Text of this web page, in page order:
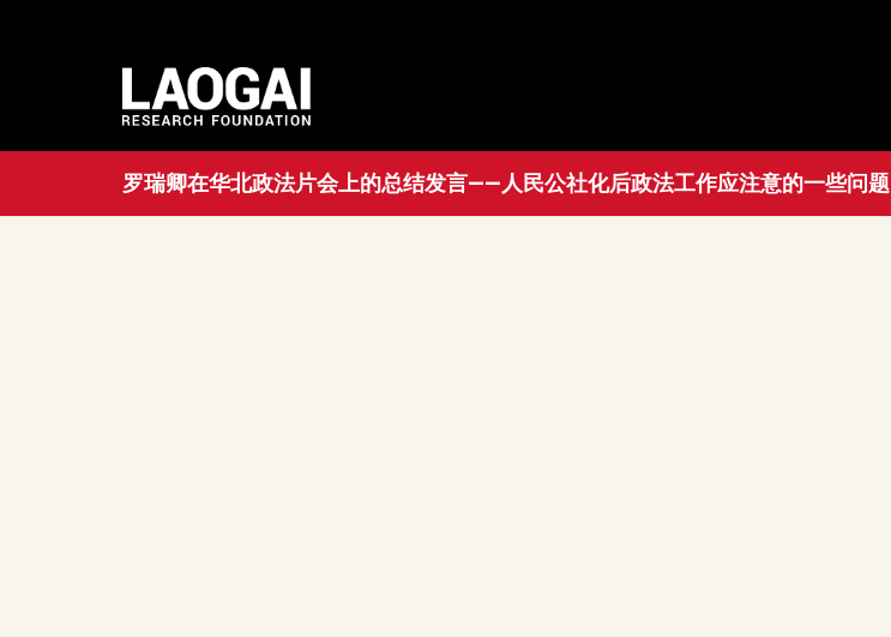
罗瑞卿在华北政法片会上的总结发言——人民公社化后政法工作应注意的一些问题